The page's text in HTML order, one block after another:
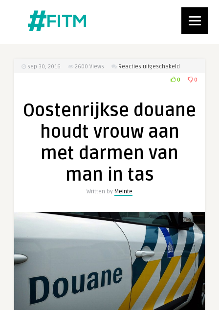
sep 30, 2016 2600 Views Reacties uitgeschakeld
Oostenrijkse
vrouw
0 0
Oostenrijkse douane
houdt vrouw aan
met darmen van
man in tas
Written by Meinte